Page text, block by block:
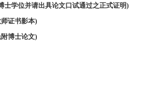
学位并请出具论文口试通过之正式证明)
证书影本)
博士论文)